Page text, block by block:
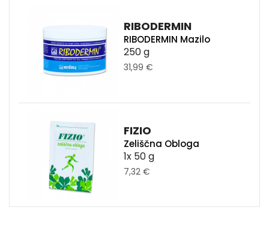
RIBODERMIN
RIBODERMIN Mazilo
250 g
31,99 €
FIZIO
Zeliščna Obloga
1x 50 g
7,32 €